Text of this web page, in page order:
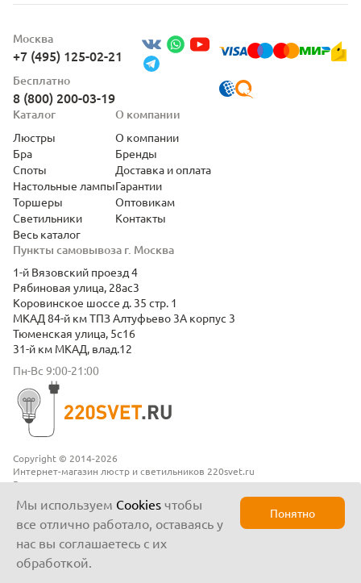
Copyright © 2014-2026
Интернет-магазин люстр и светильников 220svet.ru
Все права защищены
Москва
+7 (495) 125-02-21
Бесплатно
8 (800) 200-03-19
Пункты самовывоза г. Москва
1-й Вязовский проезд 4
Рябиновая улица, 28ас3
Коровинское шоссе д. 35 стр. 1
МКАД 84-й км ТПЗ Алтуфьево 3А корпус 3
Тюменская улица, 5с16
31-й км МКАД, влад.12
Пн-Вс 9:00-21:00
Каталог
Люстры
Бра
Споты
Настольные лампы
Торшеры
Светильники
Весь каталог
О компании
О компании
Бренды
Доставка и оплата
Гарантии
Оптовикам
Контакты
Мы используем Cookies чтобы
все отлично работало, оставаясь у
нас вы соглашаетесь с их
обработкой.
Понятно